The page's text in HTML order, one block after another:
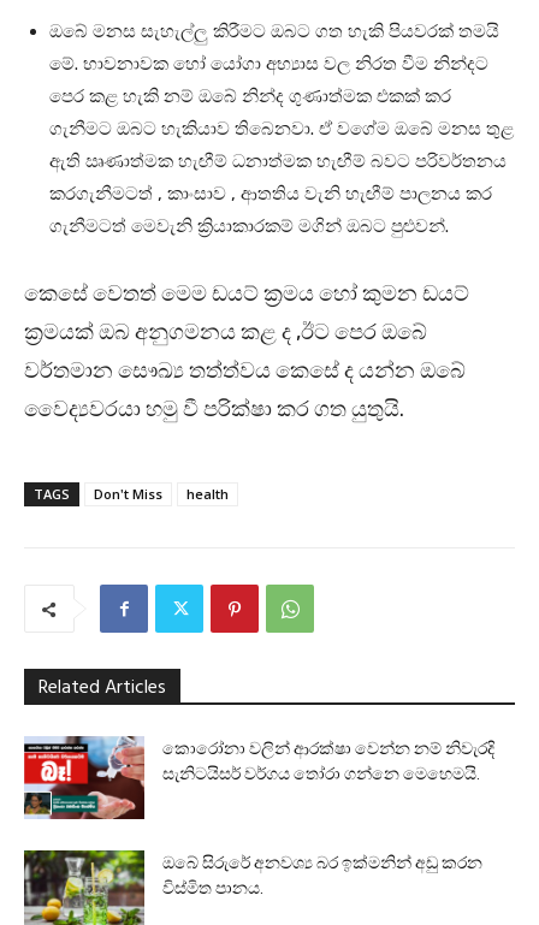
ඔබේ මනස සැහැල්ලු කිරීමට ඔබට ගත හැකි පියවරක් තමයි
මේ. භාවනාවක හෝ යෝගා අභ්‍යාස වල නිරත වීම නින්දට
පෙර කළ හැකි නම් ඔබේ නින්ද ගුණාත්මක එකක් කර
ගැනීමට ඔබට හැකියාව තිබෙනවා. ඒ වගේම ඔබේ මනස තුළ
ඇති ඍණාත්මක හැඟීම් ධනාත්මක හැඟීම් බවට පරිවර්තනය
කරගැනීමටත් , කාංසාව , ආතතිය වැනි හැඟීම් පාලනය කර
ගැනීමටත් මෙවැනි ක්‍රියාකාරකම් මගින් ඔබට පුළුවන්.
කෙසේ වෙතත් මෙම ඩයට් ක්‍රමය හෝ කුමන ඩයට්
ක්‍රමයක් ඔබ අනුගමනය කළ ද ,ඊට පෙර ඔබේ
වර්තමාන සෞඛ්‍ය තත්ත්වය කෙසේ ද යන්න ඔබේ
වෛද්‍යවරයා හමු වී පරික්ෂා කර ගත යුතුයි.
TAGS Don't Miss health
Related Articles
කොරෝනා වලින් ආරක්ෂා වෙන්න නම් නිවැරදි
සැනිටයිසර් වර්ගය තෝරා ගන්නෙ මෙහෙමයි.
ඔබේ සිරුරේ අනවශ්‍ය බර ඉක්මනින් අඩු කරන
විස්මිත පානය.